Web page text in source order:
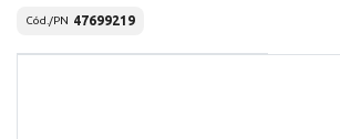
Cód./PN 47699219